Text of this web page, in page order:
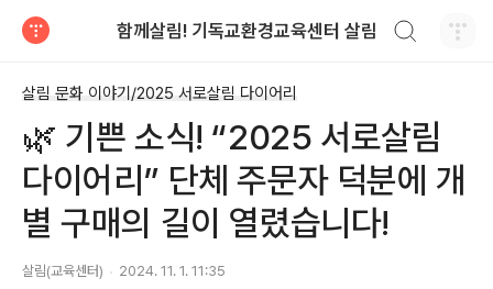
함께살림! 기독교환경교육센터 살림
살림 문화 이야기/2025 서로살림 다이어리
🌿 기쁜 소식! “2025 서로살림
다이어리” 단체 주문자 덕분에 개
별 구매의 길이 열렸습니다!
살림(교육센터) 2024. 11. 1. 11:35